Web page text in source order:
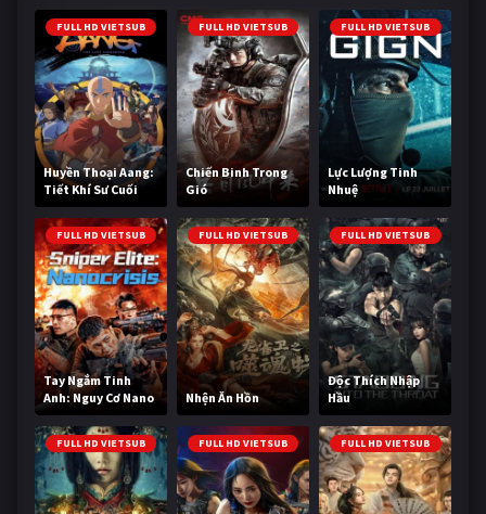
FULL HD VIETSUB
Huyền Thoại Aang:
Tiết Khí Sư Cuối
Cùng
FULL HD VIETSUB
Chiến Binh Trong
Gió
FULL HD VIETSUB
Lực Lượng Tinh
Nhuệ
FULL HD VIETSUB
Tay Ngắm Tinh
Anh: Nguy Cơ Nano
FULL HD VIETSUB
Nhện Ăn Hồn
FULL HD VIETSUB
Độc Thích Nhập
Hầu
FULL HD VIETSUB FULL HD VIETSUB FULL HD VIETSUB